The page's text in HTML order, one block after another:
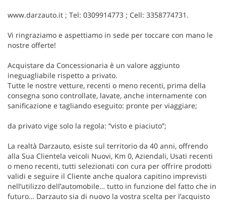
www.darzauto.it ; Tel: 0309914773 ; Cell: 3358774731.
Vi ringraziamo e aspettiamo in sede per toccare con mano le
nostre offerte!
Acquistare da Concessionaria è un valore aggiunto
ineguagliabile rispetto a privato.
Tutte le nostre vetture, recenti o meno recenti, prima della
consegna sono controllate, lavate, anche internamente con
sanificazione e tagliando eseguito: pronte per viaggiare;
da privato vige solo la regola: “visto e piaciuto”;
La realtà Darzauto, esiste sul territorio da 40 anni, offrendo
alla Sua Clientela veicoli Nuovi, Km 0, Aziendali, Usati recenti
o meno recenti, tutti selezionati con cura per offrire prodotti
validi e seguire il Cliente anche qualora capitino imprevisti
nell’utilizzo dell’automobile… tutto in funzione del fatto che in
futuro… Darzauto sia di nuovo la vostra scelta per l’acquisto